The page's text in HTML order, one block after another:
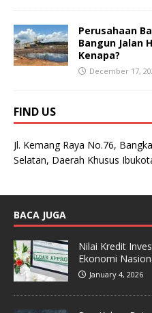
Perusahaan
Bangun Jalan
Kenapa?
December 17,
FIND US
Jl. Kemang Raya No.76,
Selatan, Daerah Khusus
BACA JUGA
Nilai Kredit
Ekonomi
January 4, 2026